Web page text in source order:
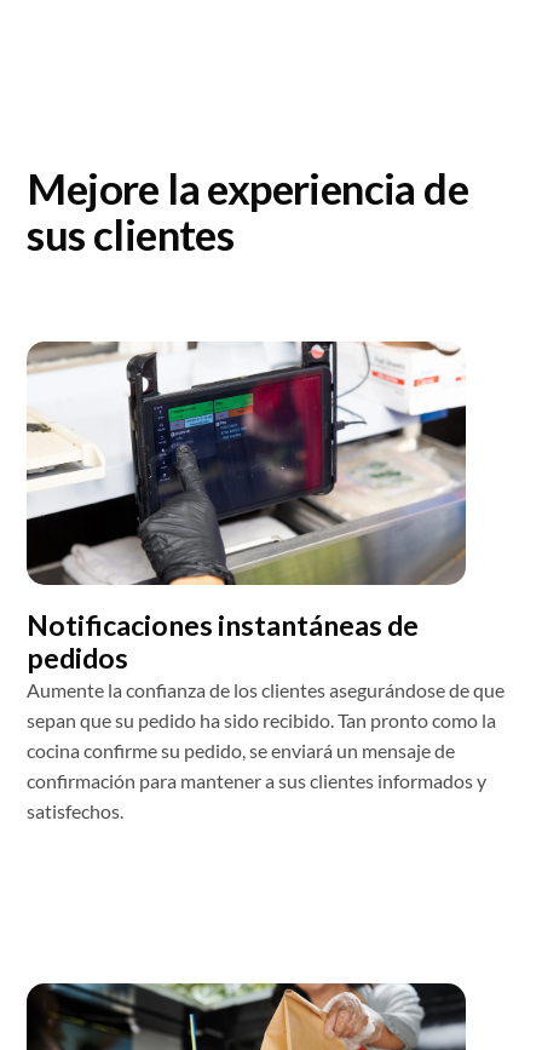
Mejore la experiencia de
sus clientes
Notificaciones instantáneas de
pedidos
Aumente la confianza de los clientes asegurándose de que
sepan que su pedido ha sido recibido. Tan pronto como la
cocina confirme su pedido, se enviará un mensaje de
confirmación para mantener a sus clientes informados y
satisfechos.